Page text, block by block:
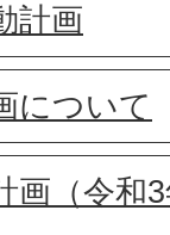
計画
について
画（令和